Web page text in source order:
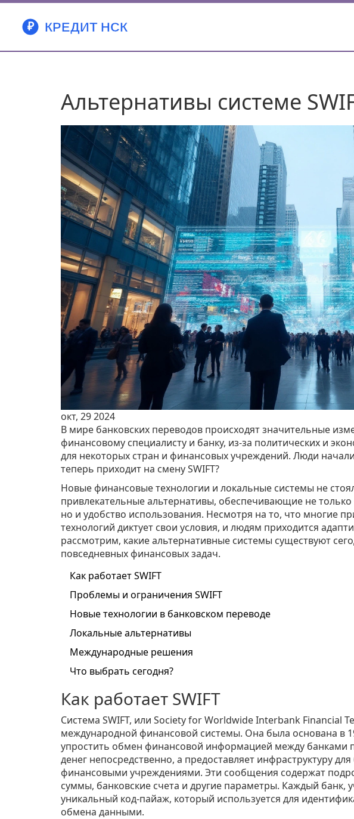
Альтернативы системе
окт, 29 2024
В мире банковских переводов происходят значительные
финансовому специалисту и банку, из-за политических и
для некоторых стран и финансовых учреждений. Люди
теперь приходит на смену SWIFT?
Новые финансовые технологии и локальные системы не
привлекательные альтернативы, обеспечивающие не только
но и удобство использования. Несмотря на то, что многие
технологий диктует свои условия, и людям приходится
рассмотрим, какие альтернативные системы существуют
повседневных финансовых задач.
Как работает SWIFT
Проблемы и ограничения SWIFT
Новые технологии в банковском переводе
Локальные альтернативы
Международные решения
Что выбрать сегодня?
Как работает SWIFT
Система SWIFT, или Society for Worldwide Interbank Financial
международной финансовой системы. Она была основана в
упростить обмен финансовой информацией между банками
денег непосредственно, а предоставляет инфраструктуру
финансовыми учреждениями. Эти сообщения содержат
суммы, банковские счета и другие параметры. Каждый банк,
уникальный код-пайаж, который используется для
обмена данными.